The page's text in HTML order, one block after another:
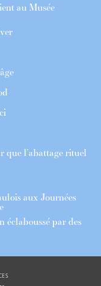
au Musée
que l’abattage rituel
aux Journées
éclaboussé par des